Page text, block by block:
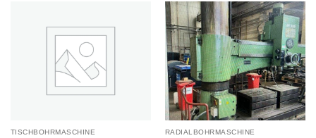
TISCHBOHRMASCHINE RADIALBOHRMASCHINE